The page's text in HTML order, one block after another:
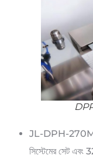
JL-DPH-270Max
সিস্টেমের সেট এবং